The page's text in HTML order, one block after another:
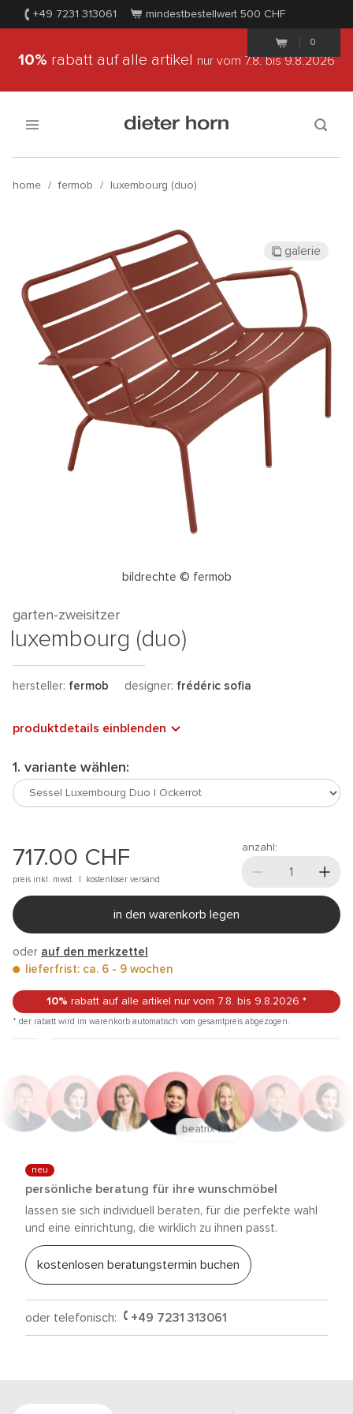
+49 7231 313061 mindestbestellwert 500 CHF
0
10% rabatt auf alle artikel nur vom 7.8.bis 9.8.2026
home / fermob / luxembourg (duo)
bildrechte © fermob
galerie
garten-zweisitzer
luxembourg (duo)
hersteller: fermob designer: frédéric sofia
produktdetails einblenden
1. variante wählen:
717.00 CHF
preis inkl. mwst. | kostenloser versand
anzahl:
in den warenkorb legen
oder auf den merkzettel
lieferfrist: ca. 6 - 9 wochen
10% rabatt auf alle artikel nur vom 7.8. bis 9.8.2026 *
* der rabatt wird im warenkorb automatisch vom gesamtpreis abgezogen.
neu
persönliche beratung für ihre wunschmöbel
lassen sie sich individuell beraten, für die perfekte wahl
und eine einrichtung, die wirklich zu ihnen passt.
kostenlosen beratungstermin buchen
oder telefonisch: +49 7231 313061
anna trautz